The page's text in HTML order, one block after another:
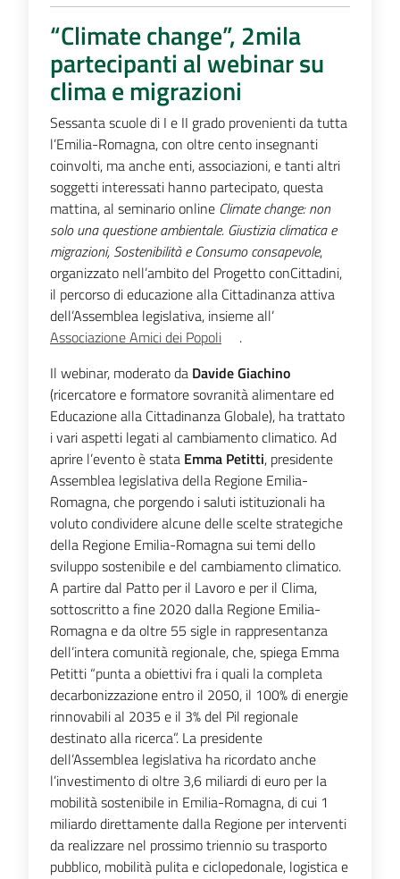
“Climate change”, 2mila
partecipanti al webinar su
clima e migrazioni
Sessanta scuole di I e II grado provenienti da tutta
l’Emilia-Romagna, con oltre cento insegnanti
coinvolti, ma anche enti, associazioni, e tanti altri
soggetti interessati hanno partecipato, questa
mattina, al seminario online Climate change: non
solo una questione ambientale. Giustizia climatica e
migrazioni, Sostenibilità e Consumo consapevole,
organizzato nell’ambito del Progetto conCittadini,
il percorso di educazione alla Cittadinanza attiva
dell’Assemblea legislativa, insieme all’
Associazione Amici dei Popoli
.
Il webinar, moderato da Davide Giachino
(ricercatore e formatore sovranità alimentare ed
Educazione alla Cittadinanza Globale), ha trattato
i vari aspetti legati al cambiamento climatico. Ad
aprire l’evento è stata Emma Petitti, presidente
Assemblea legislativa della Regione Emilia-
Romagna, che porgendo i saluti istituzionali ha
voluto condividere alcune delle scelte strategiche
della Regione Emilia-Romagna sui temi dello
sviluppo sostenibile e del cambiamento climatico.
A partire dal Patto per il Lavoro e per il Clima,
sottoscritto a fine 2020 dalla Regione Emilia-
Romagna e da oltre 55 sigle in rappresentanza
dell’intera comunità regionale, che, spiega Emma
Petitti “punta a obiettivi fra i quali la completa
decarbonizzazione entro il 2050, il 100% di energie
rinnovabili al 2035 e il 3% del Pil regionale
destinato alla ricerca”. La presidente
dell’Assemblea legislativa ha ricordato anche
l’investimento di oltre 3,6 miliardi di euro per la
mobilità sostenibile in Emilia-Romagna, di cui 1
miliardo direttamente dalla Regione per interventi
da realizzare nel prossimo triennio su trasporto
pubblico, mobilità pulita e ciclopedonale, logistica e